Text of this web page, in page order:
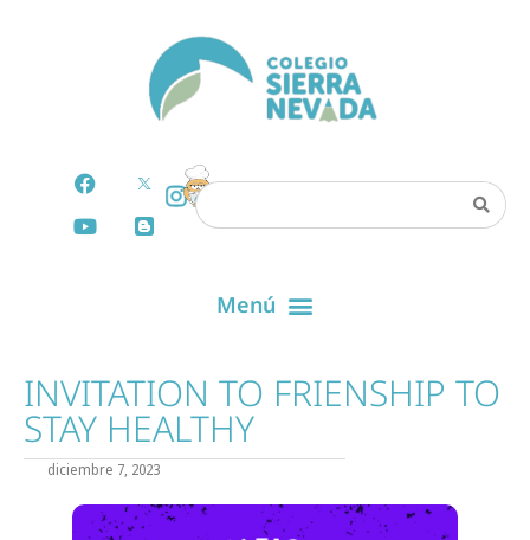
INVITATION TO FRIENSHIP TO
STAY HEALTHY
diciembre 7, 2023